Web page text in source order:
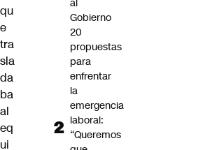
qu
e
tra
sla
da
ba
al
eq
ui
al
Gobierno
20
propuestas
para
enfrentar
la
emergencia
laboral:
“Queremos